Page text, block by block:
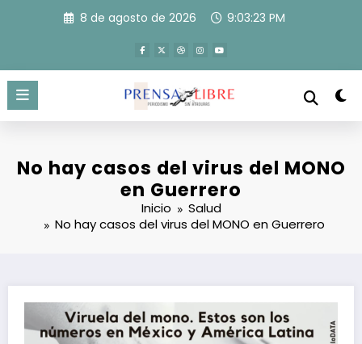
8 de agosto de 2026 9:03:24 PM
No hay casos del virus del MONO
en Guerrero
Inicio
Salud
No hay casos del virus del MONO en Guerrero